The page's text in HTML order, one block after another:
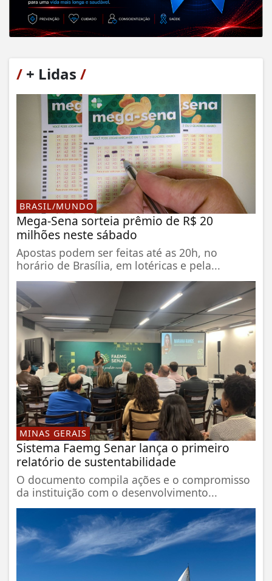
/ + Lidas /
BRASIL/MUNDO
Mega-Sena sorteia prêmio de R$ 20
milhões neste sábado
Apostas podem ser feitas até as 20h, no
horário de Brasília, em lotéricas e pela...
MINAS GERAIS
Sistema Faemg Senar lança o primeiro
relatório de sustentabilidade
O documento compila ações e o compromisso
da instituição com o desenvolvimento...